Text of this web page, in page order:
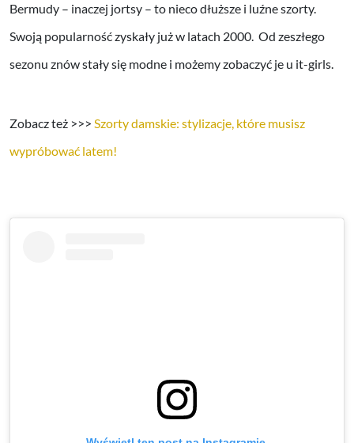
Bermudy – inaczej jortsy – to nieco dłuższe i luźne szorty.
Swoją popularność zyskały już w latach 2000. Od zeszłego
sezonu znów stały się modne i możemy zobaczyć je u it-girls.
Zobacz też >>> Szorty damskie: stylizacje, które musisz
wypróbować latem!